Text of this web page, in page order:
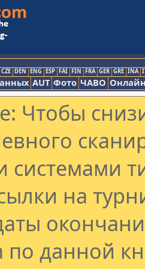
CZE DEN ENG ESP FAI FIN FRA GER GRE INA
AUT Фото ЧАВО
Чтобы
системами
на
по данной